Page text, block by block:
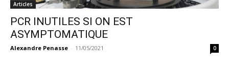
Articles
PCR INUTILES SI ON EST
ASYMPTOMATIQUE
Alexandre Penasse - 11/05/2021 0